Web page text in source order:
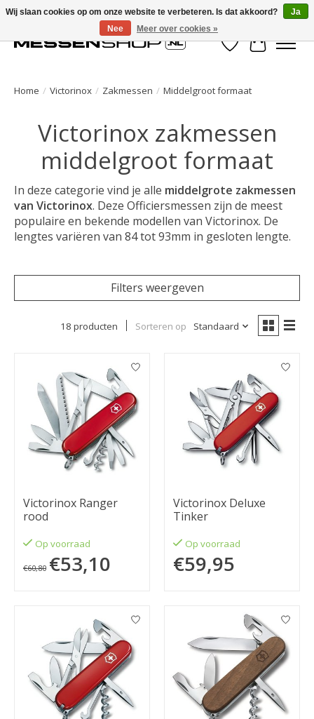
Verlanglijst
Home / Victorinox / Zakmessen / Middelgroot formaat
Victorinox zakmessen
middelgroot formaat
In deze categorie vind je alle middelgrote zakmessen
van Victorinox. Deze Officiersmessen zijn de meest
populaire en bekende modellen van Victorinox. De
lengtes variëren van 84 tot 93mm in gesloten lengte.
Filters weergeven
18 producten Sorteren op Standaard
Victorinox Ranger
rood
Op voorraad
€60,80 €53,10
Victorinox Deluxe
Tinker
Op voorraad
€59,95
Wij slaan cookies op om onze website te verbeteren. Is dat akkoord?
Ja
Nee
Meer over cookies »